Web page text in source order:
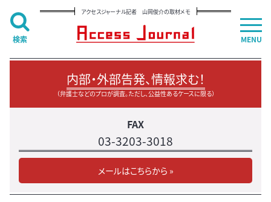
アクセスジャーナル記者 山岡俊介の取材メモ
内部・外部告発、情報求む！
（弁護士などのプロが調査。ただし、公益性あるケースに限る）
FAX
03-3203-3018
メールはこちらから »
MENU
検索